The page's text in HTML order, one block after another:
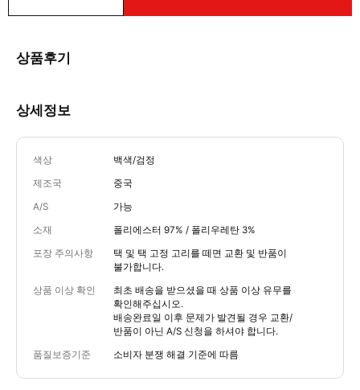
상품후기
상세정보
색상 백색/검정
제조국 중국
A/S 가능
소재 폴리에스터 97% / 폴리우레탄 3%
포장 주의사항
택 및 택 고정 고리를 떼면 교환 및 반품이
불가합니다.
상품 이상 확인
최초 배송을 받으셨을 때 상품 이상 유무를
확인해주십시오.
배송완료일 이후 문제가 발견될 경우 교환/
반품이 아닌 A/S 신청을 하셔야 합니다.
품질보증기준 소비자 분쟁 해결 기준에 따름